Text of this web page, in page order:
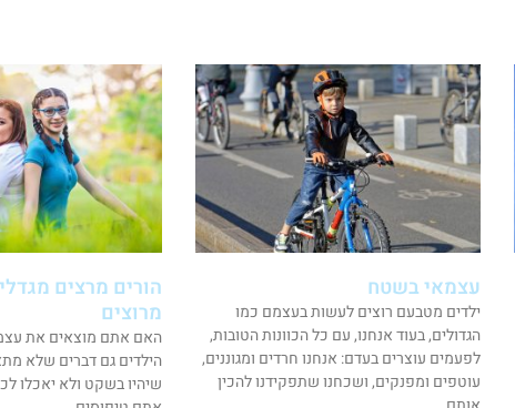
עצמאי בשטח
ילדים מטבעם רוצים לעשות בעצמם כמו
הגדולים, בעוד אנחנו, עם כל הכוונות הטובות,
לפעמים עוצרים בעדם: אנחנו חרדים ומגוננים,
עוטפים ומפנקים, ושכחנו שתפקידנו להכין
הורים מרצים
מרוצים
האם אתם מוצאים את
הילדים גם דברים שלא
שיהיו בשקט ולא יאכלו